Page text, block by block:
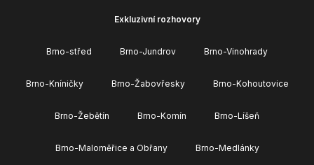
Exkluzivní rozhovory
Brno-střed Brno-Jundrov Brno-Vinohrady
Brno-Kníničky Brno-Žabovřesky Brno-Kohoutovice
Brno-Žebětín Brno-Komín Brno-Líšeň
Brno-Maloměřice a Obřany Brno-Medlánky